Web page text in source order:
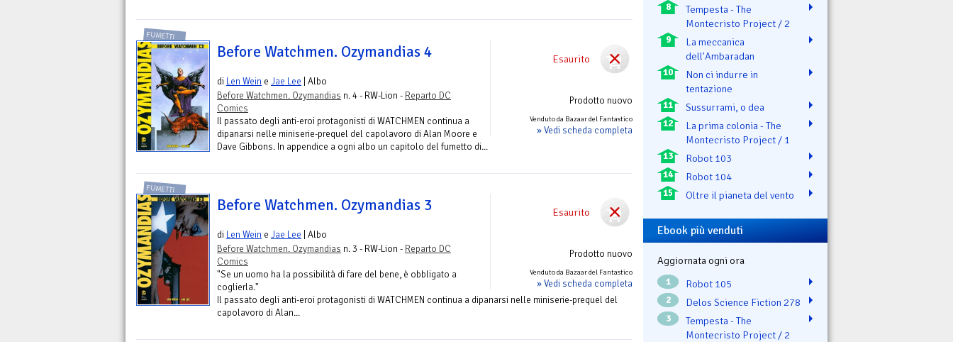
Esaurito
Prodotto nuovo
Venduto da Bazaar del Fantastico
» Vedi scheda completa
FUMETTI
Before Watchmen. Ozymandias 4
di Len Wein e Jae Lee | Albo
Before Watchmen. Ozymandias n. 4 - RW-Lion - Reparto DC
Comics
Il passato degli anti-eroi protagonisti di WATCHMEN continua a
dipanarsi nelle miniserie-prequel del capolavoro di Alan Moore e
Dave Gibbons. In appendice a ogni albo un capitolo del fumetto di...
Esaurito
Prodotto nuovo
Venduto da Bazaar del Fantastico
» Vedi scheda completa
FUMETTI
Before Watchmen. Ozymandias 3
di Len Wein e Jae Lee | Albo
Before Watchmen. Ozymandias n. 3 - RW-Lion - Reparto DC
Comics
"Se un uomo ha la possibilità di fare del bene, è obbligato a
coglierla."
Il passato degli anti-eroi protagonisti di WATCHMEN continua a dipanarsi nelle miniserie-prequel del
capolavoro di Alan...
8
Tempesta - The
Montecristo Project / 2
9
La meccanica
dell'Ambaradan
10
Non ci indurre in
tentazione
11 Sussurrami, o dea
12
La prima colonia - The
Montecristo Project / 1
13 Robot 103
14 Robot 104
15 Oltre il pianeta del vento
Ebook più venduti
Aggiornata ogni ora
1 Robot 105
2 Delos Science Fiction 278
3
Tempesta - The
Montecristo Project / 2